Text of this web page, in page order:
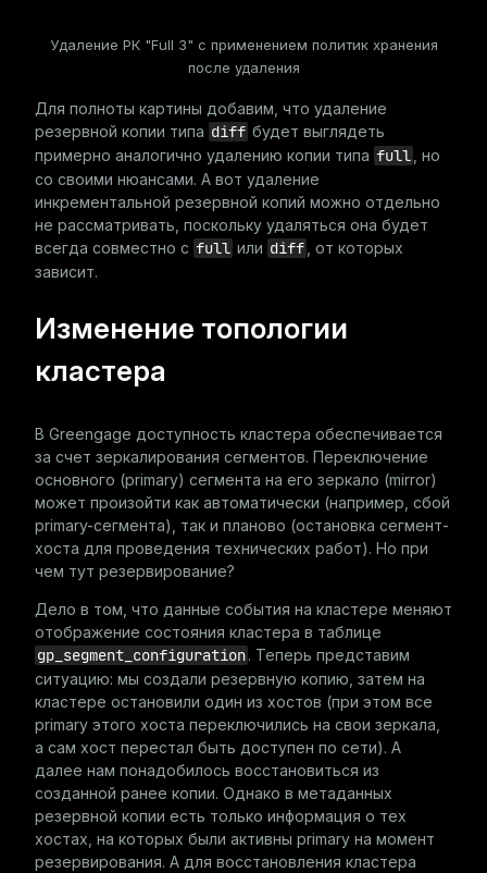
Удаление РК "Full 3" с применением политик хранения
после удаления
Для полноты картины добавим, что удаление
резервной копии типа diff будет выглядеть
примерно аналогично удалению копии типа full , но
со своими нюансами. А вот удаление
инкрементальной резервной копий можно отдельно
не рассматривать, поскольку удаляться она будет
всегда совместно с full или diff , от которых
зависит.
Изменение топологии
кластера
В Greengage доступность кластера обеспечивается
за счет зеркалирования сегментов. Переключение
основного (primary) сегмента на его зеркало (mirror)
может произойти как автоматически (например, сбой
primary-сегмента), так и планово (остановка сегмент-
хоста для проведения технических работ). Но при
чем тут резервирование?
Дело в том, что данные события на кластере меняют
отображение состояния кластера в таблице
gp_segment_configuration. Теперь представим
ситуацию: мы создали резервную копию, затем на
кластере остановили один из хостов (при этом все
primary этого хоста переключились на свои зеркала,
а сам хост перестал быть доступен по сети). А
далее нам понадобилось восстановиться из
созданной ранее копии. Однако в метаданных
резервной копии есть только информация о тех
хостах, на которых были активны primary на момент
резервирования. А для восстановления кластера